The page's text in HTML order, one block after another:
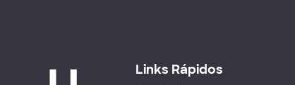
Links Rápidos